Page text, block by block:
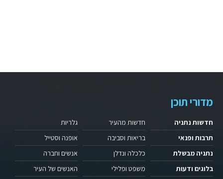
מדורי תוכן
חדשות נתניה
תרבות ופנאי
נתניה מבשלת
בלוגים ודעות
חדשות מהעיר
בריאות וסביבה
כלכלה ונדלן
משפט ופלילי
גלריות
אופנה וסטייל
אנשים וחברה
האנשים של העיר